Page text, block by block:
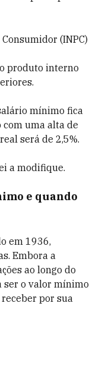
(INPC)
produto interno
mínimo fica
com uma alta de
será de 2,5%.
a modifique.
e quando
em 1936,
Embora a
ao longo do
ser o valor mínimo
por sua